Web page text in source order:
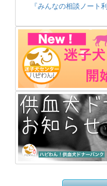
『みんなの相談ノート